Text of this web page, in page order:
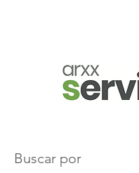
Buscar por